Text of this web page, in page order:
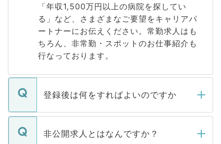
「年収1,500万円以上の病院を探してい
る」など、さまざまなご要望をキャリアパ
ートナーにお伝えください。常勤求人はも
ちろん、非常勤・スポットのお仕事紹介も
行なっております。
登録後は何をすればよいのですか
ご登録いただきましたら、弊社担当者がご
登録内容を確認し、その後メールもしくは
非公開求人とはなんですか？